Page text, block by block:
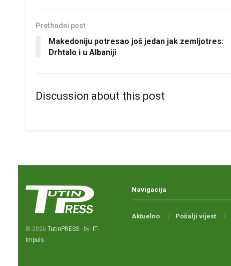
Prethodni post
Makedoniju potresao još jedan jak zemljotres:
Drhtalo i u Albaniji
Discussion about this post
© 2026 TutinPRESS - by- IT-
Impuls
Navigacija
Aktuelno Pošalji vijest